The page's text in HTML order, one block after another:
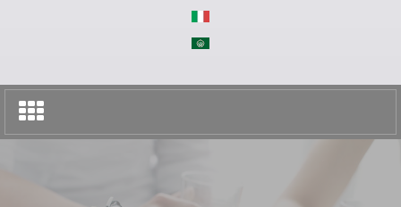
Toggle
navigation